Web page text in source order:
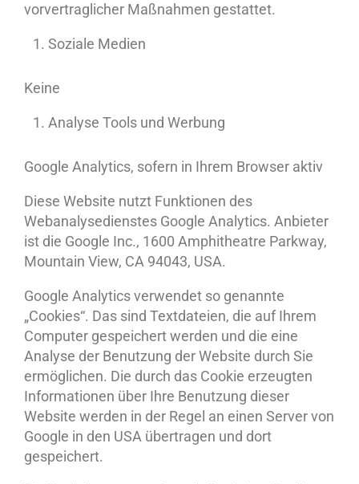
vorvertraglicher Maßnahmen gestattet.
Soziale Medien
Keine
Analyse Tools und Werbung
Google Analytics, sofern in Ihrem Browser aktiv
Diese Website nutzt Funktionen des
Webanalysedienstes Google Analytics. Anbieter
ist die Google Inc., 1600 Amphitheatre Parkway,
Mountain View, CA 94043, USA.
Google Analytics verwendet so genannte
„Cookies“. Das sind Textdateien, die auf Ihrem
Computer gespeichert werden und die eine
Analyse der Benutzung der Website durch Sie
ermöglichen. Die durch das Cookie erzeugten
Informationen über Ihre Benutzung dieser
Website werden in der Regel an einen Server von
Google in den USA übertragen und dort
gespeichert.